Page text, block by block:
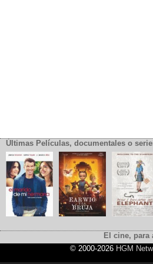
Últimas Películas, documentales o
El cine,
© 2000-2026 HGM